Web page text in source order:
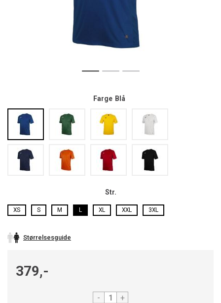
Farge Blå
Str.
XS S M L XL XXL 3XL
Størrelsesguide
379,-
- +